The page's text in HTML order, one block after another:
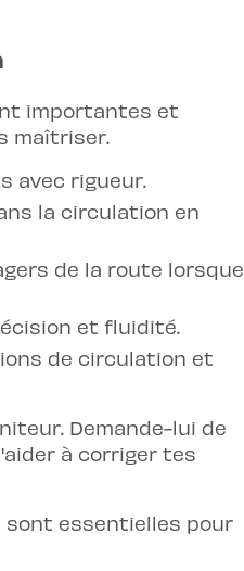
importantes et
maîtriser.
avec rigueur.
la circulation en
de la route lorsque
et fluidité.
de circulation et
Demande-lui de
à corriger tes
sont essentielles pour